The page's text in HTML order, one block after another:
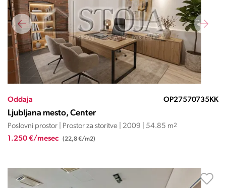
Oddaja OP27570735KK
Ljubljana mesto, Center
Poslovni prostor | Prostor za storitve | 2009 | 54.85 m2
1.250 €/mesec (22,8 €/m2)